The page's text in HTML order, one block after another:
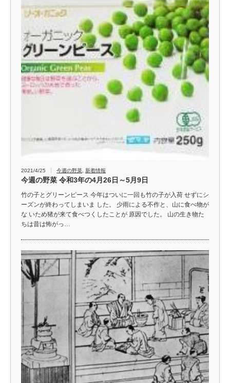
2021/4/25 今週の野菜, 新着情報
今週の野菜 令和3年の4月26日～5月9日
竹の子とグリーンピース 今年はついに一回も竹の子が入荷 せずにシ
ーズンが終わってしまいま した。 少雨による不作と、山に食べ物が
な いため猪が来て食べつくしたことが 原因でした。 山の生き物た
ちは昔は怖がっ…